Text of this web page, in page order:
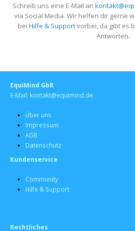
Schreib uns eine E-Mail an
via Social Media. Wir helfen dir gerne
bei Hilfe & Supportvorbei, da gibt es
Antworten.
EquiMind GbR
E-Mail: kontakt@equimind.de
Über uns
Impressum
AGB
Datenschutz
Kundenservice
Community
Hilfe & Support
Rechtliches